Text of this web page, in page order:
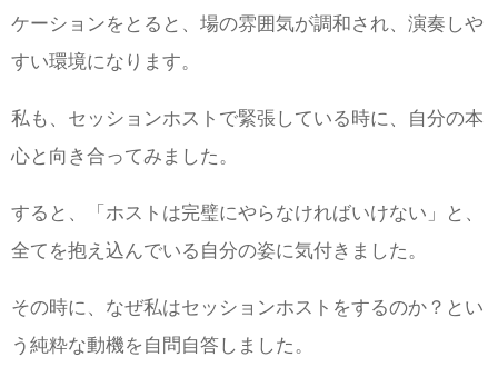
ケーションをとると、場の雰囲気が調和され、演奏しや
すい環境になります。
私も、セッションホストで緊張している時に、自分の本
心と向き合ってみました。
すると、「ホストは完璧にやらなければいけない」と、
全てを抱え込んでいる自分の姿に気付きました。
その時に、なぜ私はセッションホストをするのか？とい
う純粋な動機を自問自答しました。